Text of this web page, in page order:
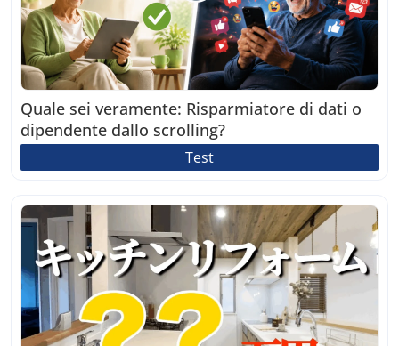
Quale sei veramente: Risparmiatore di dati o
dipendente dallo scrolling?
Test